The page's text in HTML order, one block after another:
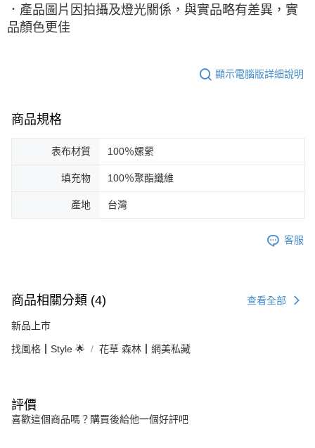
．產品圖片因拍攝及燈光關係，與實品略有差異，實
品顏色更佳
顯示電腦版詳細說明
商品規格
表布材質 100％嫘縈
填充物 100％聚酯纖維
產地 台灣
客服
商品相關分類 (4) 查看全部
新品上市
找風格┃Style 🌟 花草 森林┃網美私藏
評價
喜歡這個商品嗎？購買後給他一個好評吧